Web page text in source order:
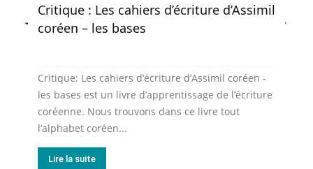
Critique : Les cahiers d’écriture d’Assimil
coréen – les bases
Critique: Les cahiers d’écriture d’Assimil coréen -
les bases est un livre d’apprentissage de l’écriture
coréenne. Nous trouvons dans ce livre tout
l’alphabet coréen...
Lire la suite